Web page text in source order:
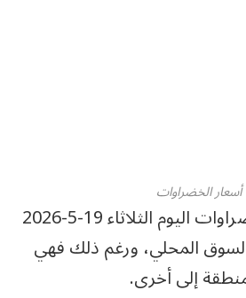
أسعار الخضراوات
شهدت أسعار الخضراوات اليوم الثلاثاء 19-5-2026
السوق المحلي، ورغم ذلك فهي
إلى أخرى.